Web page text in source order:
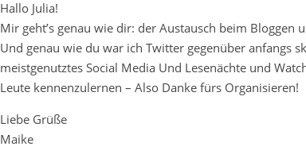
Hallo Julia!
Mir geht’s genau wie dir: der Austausch beim
Und genau wie du war ich Twitter gegenüber anfangs
meistgenutztes Social Media Und Lesenächte und
Leute kennenzulernen – Also Danke fürs Organisieren!
Liebe Grüße
Maike